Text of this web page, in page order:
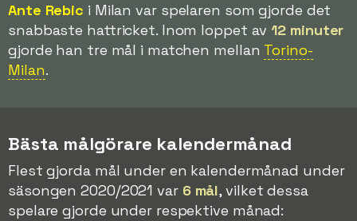
Ante Rebic i Milan var spelaren som gjorde det
snabbaste hattricket. Inom loppet av12 minuter
gjorde han tre mål i matchen mellan Torino-
Milan.
Bästa målgörare kalendermånad
Flest gjorda mål under en kalendermånad under
säsongen 2020/2021 var 6 mål, vilket dessa
spelare gjorde under respektive månad: